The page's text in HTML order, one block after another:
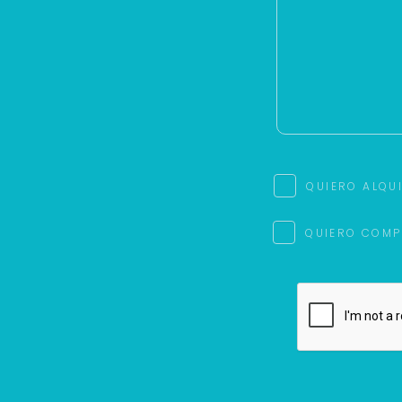
QUIERO
QUIERO